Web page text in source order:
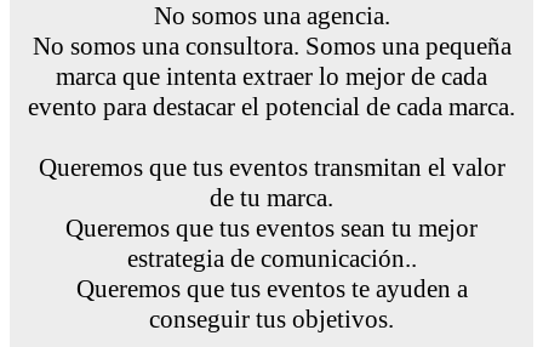
No somos una agencia.
No somos una consultora. Somos una pequeña
marca que intenta extraer lo mejor de cada
evento para destacar el potencial de cada marca.
Queremos que tus eventos transmitan el valor
de tu marca.
Queremos que tus eventos sean tu mejor
estrategia de comunicación..
Queremos que tus eventos te ayuden a
conseguir tus objetivos.